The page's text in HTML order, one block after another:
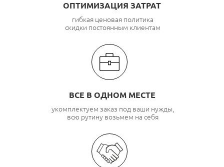
ОПТИМИЗАЦИЯ ЗАТРАТ
гибкая ценовая политика
скидки постоянным клиентам
ВСЕ В ОДНОМ МЕСТЕ
укомплектуем заказ под ваши нужды,
всю рутину возьмем на себя